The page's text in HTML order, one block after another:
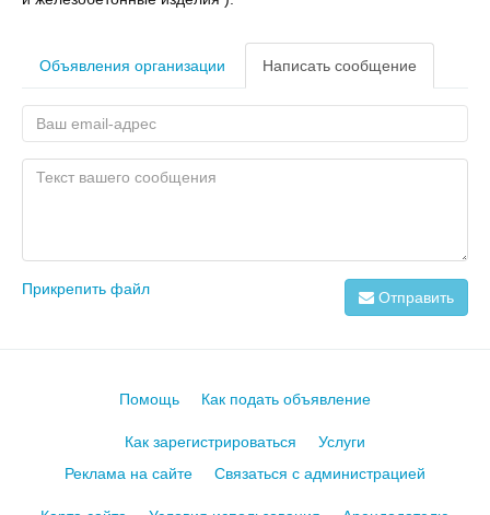
Объявления организации Написать сообщение
Прикрепить файл Отправить
Помощь Как подать объявление
Как зарегистрироваться
Услуги
Реклама на сайте
Связаться с администрацией